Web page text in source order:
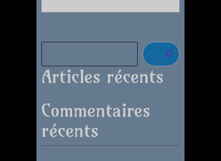
Articles récents
Commentaires
récents